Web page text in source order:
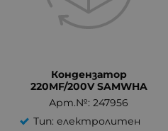
Кондензатор
220MF/200V SAMWHA
Арт.№: 247956
Тип: електролитен